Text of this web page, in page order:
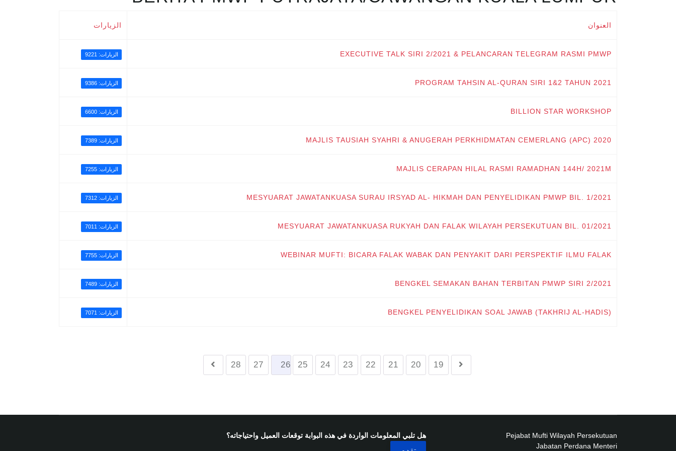
العنوان الزيارات
EXECUTIVE TALK SIRI 2/2021 & PELANCARAN TELEGRAM RASMI PMWP الزيارات: 9221
PROGRAM TAHSIN AL-QURAN SIRI 1&2 TAHUN 2021 الزيارات: 9386
BILLION STAR WORKSHOP الزيارات: 6600
MAJLIS TAUSIAH SYAHRI & ANUGERAH PERKHIDMATAN CEMERLANG (APC) 2020 الزيارات: 7389
MAJLIS CERAPAN HILAL RASMI RAMADHAN 144H/ 2021M الزيارات: 7255
MESYUARAT JAWATANKUASA SURAU IRSYAD AL- HIKMAH DAN PENYELIDIKAN PMWP BIL. 1/2021 الزيارات: 7312
MESYUARAT JAWATANKUASA RUKYAH DAN FALAK WILAYAH PERSEKUTUAN BIL. 01/2021 الزيارات: 7011
WEBINAR MUFTI: BICARA FALAK WABAK DAN PENYAKIT DARI PERSPEKTIF ILMU FALAK الزيارات: 7755
BENGKEL SEMAKAN BAHAN TERBITAN PMWP SIRI 2/2021 الزيارات: 7489
BENGKEL PENYELIDIKAN SOAL JAWAB (TAKHRIJ AL-HADIS) الزيارات: 7071
19
20
21
22
23
24
25
26
27
28
Pejabat Mufti Wilayah Persekutuan
Jabatan Perdana Menteri
هل تلبي المعلومات الواردة في هذه البوابة توقعات العميل واحتياجاته؟